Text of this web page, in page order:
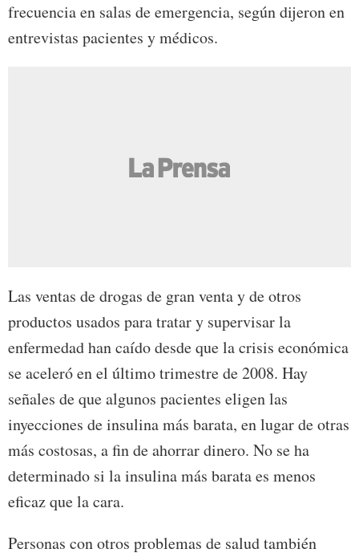
frecuencia en salas de emergencia, según dijeron en
entrevistas pacientes y médicos.
Las ventas de drogas de gran venta y de otros
productos usados para tratar y supervisar la
enfermedad han caído desde que la crisis económica
se aceleró en el último trimestre de 2008. Hay
señales de que algunos pacientes eligen las
inyecciones de insulina más barata, en lugar de otras
más costosas, a fin de ahorrar dinero. No se ha
determinado si la insulina más barata es menos
eficaz que la cara.
Personas con otros problemas de salud también